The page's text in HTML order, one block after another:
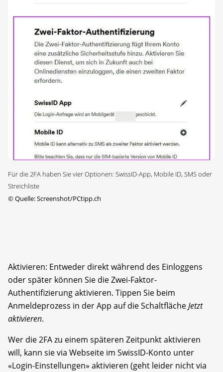
Für die 2FA haben Sie vier Optionen: SwissID-App, Mobile ID, SMS oder
Streichliste
©Quelle: Screenshot/PCtipp.ch
Aktivieren: Entweder direkt während des Einloggens
oder später können Sie die Zwei-Faktor-
Authentifizierung aktivieren. Tippen Sie beim
Anmeldeprozess in der App auf die SchaltflächeJetzt
aktivieren.
Wer die 2FA zu einem späteren Zeitpunkt aktivieren
will, kann sie via Webseite im SwissID-Konto unter
«Login-Einstellungen» aktivieren (geht leider nicht via